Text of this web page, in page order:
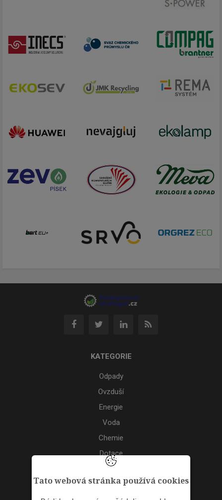
Tato webová stránka používá cookies
KATEGORIE
Odpady
Ovzduší
Energie
Voda
Chemie
Dotace
Akce